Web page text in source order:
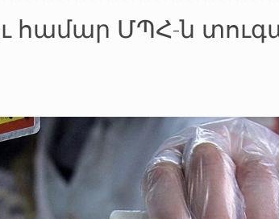
համար ՄՊՀ-ն